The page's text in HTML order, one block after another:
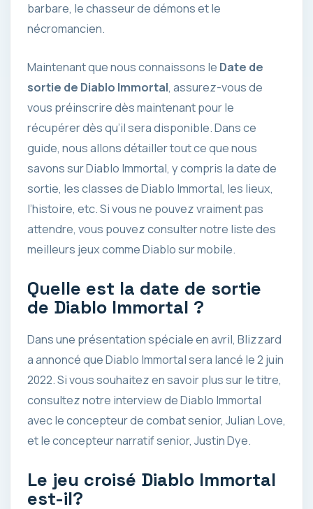
barbare, le chasseur de démons et le
nécromancien.
Maintenant que nous connaissons le Date de
sortie de Diablo Immortal, assurez-vous de
vous préinscrire dès maintenant pour le
récupérer dès qu’il sera disponible. Dans ce
guide, nous allons détailler tout ce que nous
savons sur Diablo Immortal, y compris la date de
sortie, les classes de Diablo Immortal, les lieux,
l’histoire, etc. Si vous ne pouvez vraiment pas
attendre, vous pouvez consulter notre liste des
meilleurs jeux comme Diablo sur mobile.
Quelle est la date de sortie
de Diablo Immortal ?
Dans une présentation spéciale en avril, Blizzard
a annoncé que Diablo Immortal sera lancé le 2 juin
2022. Si vous souhaitez en savoir plus sur le titre,
consultez notre interview de Diablo Immortal
avec le concepteur de combat senior, Julian Love,
et le concepteur narratif senior, Justin Dye.
Le jeu croisé Diablo Immortal
est-il?